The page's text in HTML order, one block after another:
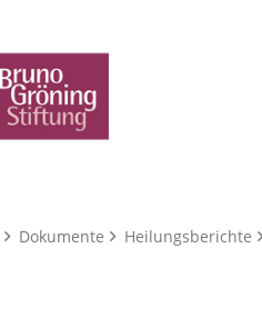
Dokumente Heilungsberichte